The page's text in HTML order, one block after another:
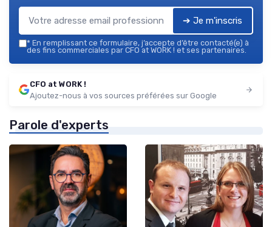
➔ Je m'inscris
* En remplissant ce formulaire, j’accepte d’être contacté(e) à
des fins commerciales par CFO at WORK ! et ses partenaires.
CFO at WORK !
Ajoutez-nous à vos sources préférées sur Google
Parole d'experts